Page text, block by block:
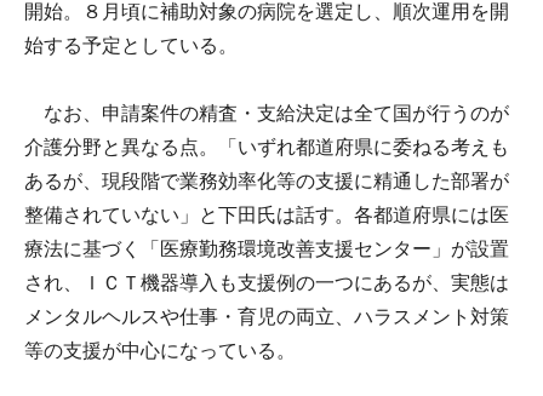
開始。８月頃に補助対象の病院を選定し、順次運用を開
始する予定としている。
なお、申請案件の精査・支給決定は全て国が行うのが
介護分野と異なる点。「いずれ都道府県に委ねる考えも
あるが、現段階で業務効率化等の支援に精通した部署が
整備されていない」と下田氏は話す。各都道府県には医
療法に基づく「医療勤務環境改善支援センター」が設置
され、ＩＣＴ機器導入も支援例の一つにあるが、実態は
メンタルヘルスや仕事・育児の両立、ハラスメント対策
等の支援が中心になっている。